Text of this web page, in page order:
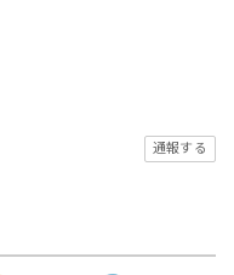
通報する